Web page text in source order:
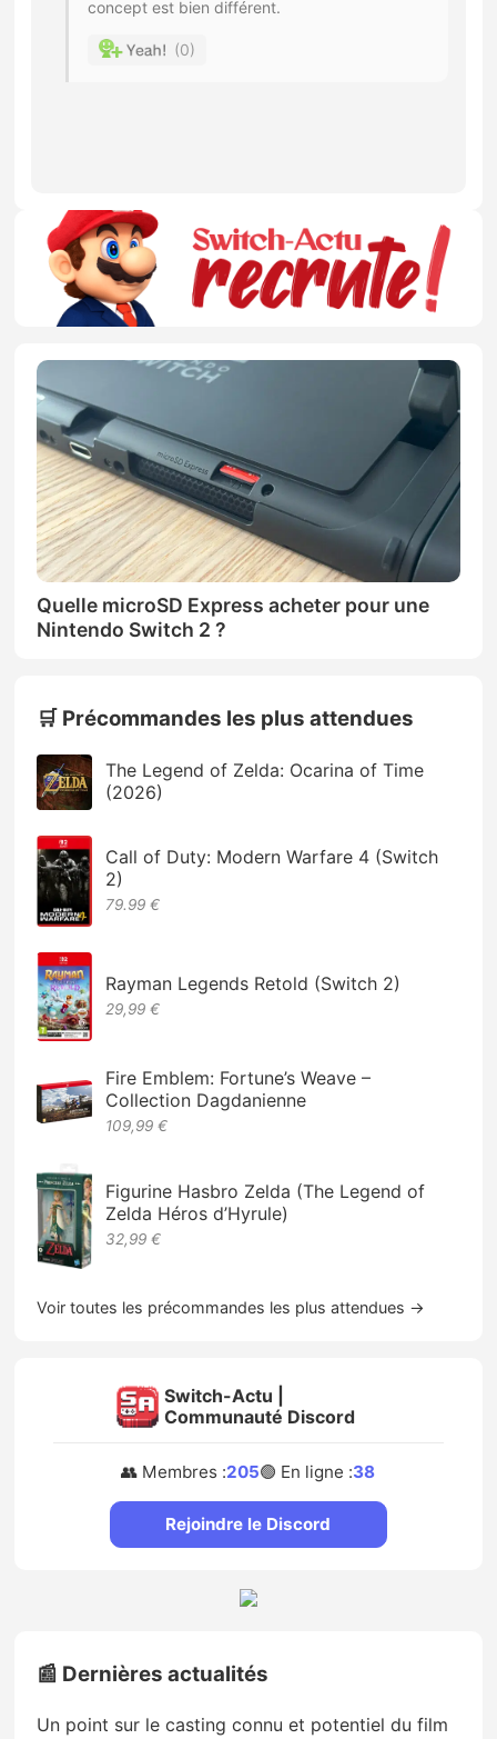
concept est bien différent.
0
Quelle microSD Express acheter pour une
Nintendo Switch 2 ?
🛒 Précommandes les plus attendues
The Legend of Zelda: Ocarina of Time
(2026)
Call of Duty: Modern Warfare 4 (Switch
2)
79.99 €
Rayman Legends Retold (Switch 2)
29,99 €
Fire Emblem: Fortune’s Weave –
Collection Dagdanienne
109,99 €
Figurine Hasbro Zelda (The Legend of
Zelda Héros d’Hyrule)
32,99 €
Voir toutes les précommandes les plus attendues →
Switch-Actu |
Communauté Discord
👥 Membres :205🟢 En ligne :38
Rejoindre le Discord
📰 Dernières actualités
Un point sur le casting connu et potentiel du film